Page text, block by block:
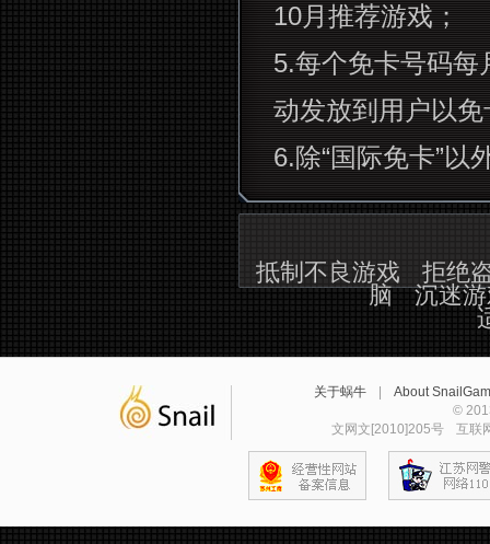
10月推荐游戏；
5.每个免卡号码每
动发放到用户以
6.除“国际免卡”以
抵制不良游戏
拒绝
脑
沉迷
关于蜗牛
About
©
文网文[2010]205号
互联